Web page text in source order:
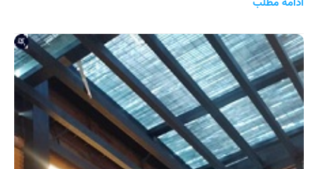
ادامه مطلب